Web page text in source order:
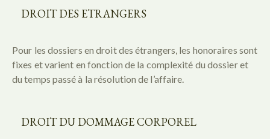
DROIT DES ETRANGERS
Pour les dossiers en droit des étrangers, les honoraires sont
fixes et varient en fonction de la complexité du dossier et
du temps passé à la résolution de l’affaire.
DROIT DU DOMMAGE CORPOREL